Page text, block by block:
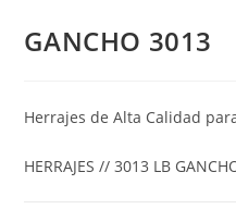
GANCHO 3013
Herrajes de Alta Calidad
HERRAJES // 3013 LB